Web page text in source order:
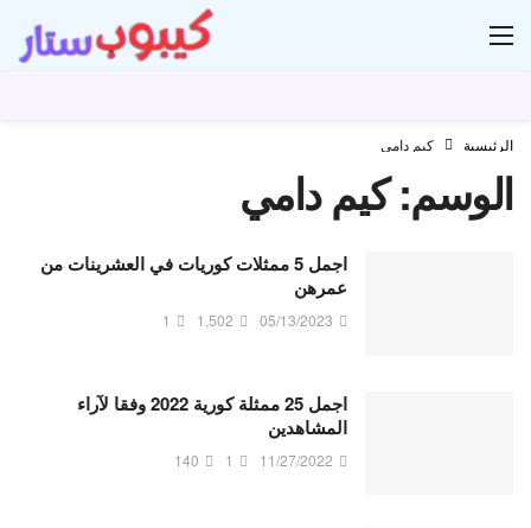
الرئيسية كيم دامي
الوسم:كيم دامي
اجمل 5 ممثلات كوريات في العشرينات من
عمرهن
05/13/2023
1,502
1
اجمل 25 ممثلة كورية 2022 وفقا لآراء
المشاهدين
11/27/2022
1
140